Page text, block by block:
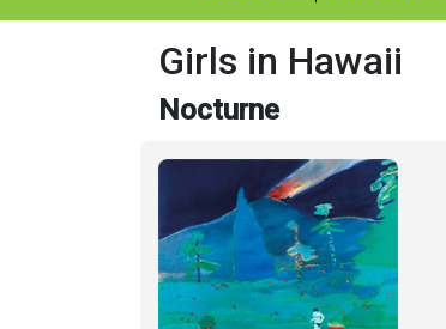
Girls in Hawaii
Nocturne